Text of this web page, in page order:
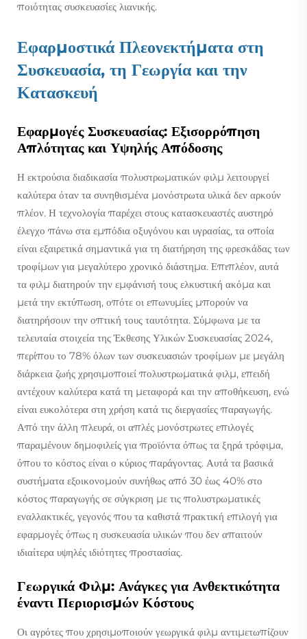
ποιότητας συσκευασίες λιανικής.
Εφαρμοστικά Πλεονεκτήματα στη
Συσκευασία, τη Γεωργία και την
Κατασκευή
Εφαρμογές Συσκευασίας: Εξισορρόπηση
Απλότητας και Υψηλής Απόδοσης
Η εκτρούσια διαδικασία πολυστρωματικών φιλμ λειτουργεί
καλύτερα όταν τα συνηθισμένα μονόστρωτα υλικά δεν αρκούν
πλέον. Η τεχνολογία παρέχει στους κατασκευαστές αυστηρό
έλεγχο πάνω στα εμπόδια οξυγόνου και υγρασίας, τα οποία
είναι εξαιρετικά σημαντικά για τη διατήρηση της φρεσκάδας των
τροφίμων για μεγαλύτερο χρονικό διάστημα. Επιπλέον, αυτά
τα φιλμ διατηρούν την εμφάνισή τους ελκυστική ακόμα και
μετά την εκτύπωση, οπότε οι επωνυμίες μπορούν να
διατηρήσουν την οπτική τους ταυτότητα. Σύμφωνα με τα
τελευταία στοιχεία της Έκθεσης Υλικών Συσκευασίας 2024,
περίπου το 78% όλων των συσκευασιών τροφίμων με μεγάλη
διάρκεια ζωής χρησιμοποιεί πολυστρωματικά φιλμ, επειδή
αντέχουν καλύτερα κατά τη μεταφορά και την αποθήκευση, ενώ
είναι ευκολότερα στη χρήση κατά τις διεργασίες παραγωγής.
Από την άλλη πλευρά, οι απλές μονόστρωτες επιλογές
παραμένουν δημοφιλείς για προϊόντα όπως τα ξηρά τρόφιμα,
όπου το κόστος είναι ο κύριος παράγοντας. Αυτά τα βασικά
συστήματα εξοικονομούν συνήθως από 30 έως 40% στο
κόστος παραγωγής σε σύγκριση με τις πολυστρωματικές
εναλλακτικές, γεγονός που τα καθιστά πρακτική επιλογή για
εφαρμογές όπως η συσκευασία υλικών που δεν απαιτούν
ιδιαίτερα υψηλές ιδιότητες προστασίας.
Γεωργικά Φιλμ: Ανάγκες για Ανθεκτικότητα
έναντι Περιορισμών Κόστους
Οι αγρότες που χρησιμοποιούν γεωργικά φιλμ αντιμετωπίζουν